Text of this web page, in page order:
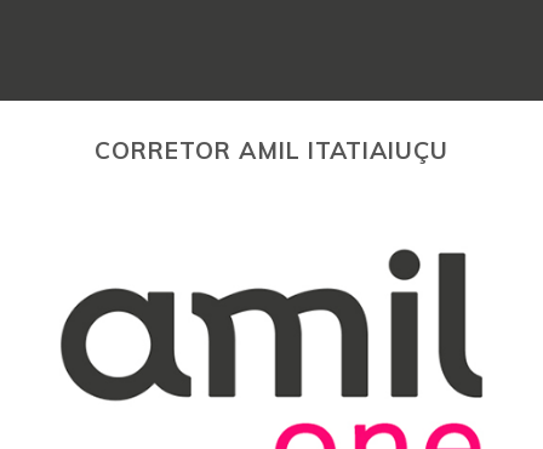
CORRETOR AMIL ITATIAIUÇU